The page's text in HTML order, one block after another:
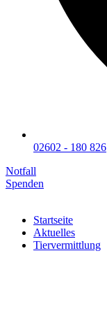
02602 - 180 826
Notfall
Spenden
Startseite
Aktuelles
Tiervermittlung